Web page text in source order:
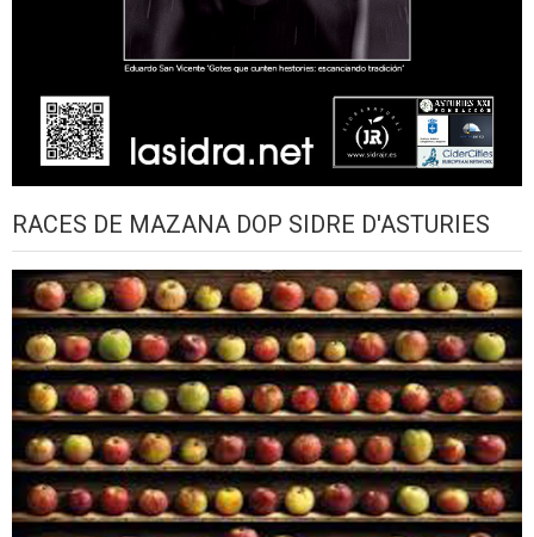
RACES DE MAZANA DOP SIDRE D'ASTURIES